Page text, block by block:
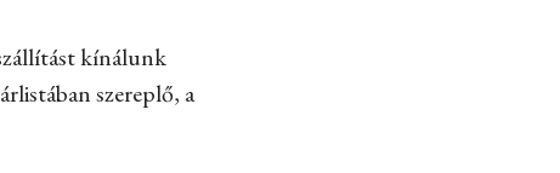
kínálunk
szereplő, a